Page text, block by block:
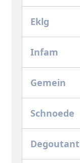
Eklg
Infam
Gemein
Schnoede
Degoutant